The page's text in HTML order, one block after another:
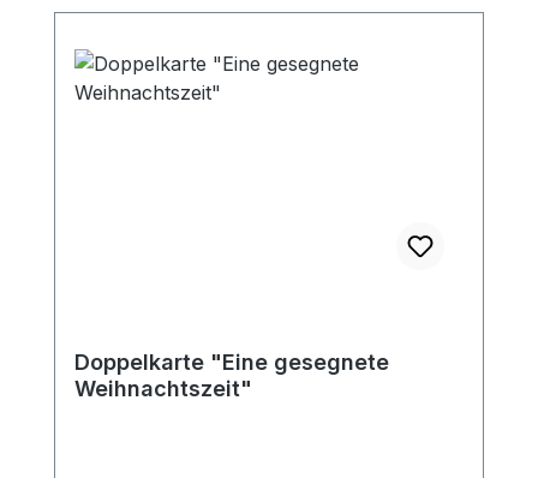
Doppelkarte "Eine gesegnete
Weihnachtszeit"